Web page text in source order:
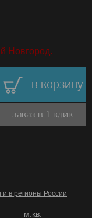
Новгород.
в корзину
заказ в 1 клик
в регионы России
м.кв.